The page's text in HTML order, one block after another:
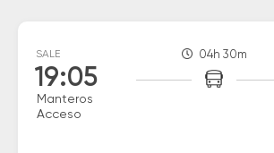
SALE
19:05
Manteros
Acceso
04h 30m